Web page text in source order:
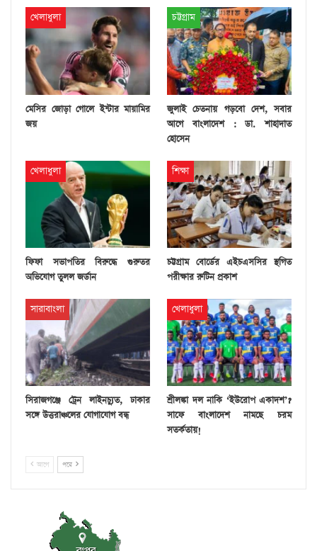
খেলাধুলা
মেসির জোড়া গোলে ইন্টার মায়ামির
জয়
চট্টগ্রাম
জুলাই চেতনায় গড়বো দেশ, সবার
আগে বাংলাদেশ : ডা. শাহাদাত
হোসেন
খেলাধুলা
ফিফা সভাপতির বিরুদ্ধে গুরুতর
অভিযোগ তুলল জর্ডান
শিক্ষা
চট্টগ্রাম বোর্ডের এইচএসসির স্থগিত
পরীক্ষার রুটিন প্রকাশ
সারাবাংলা
সিরাজগঞ্জে ট্রেন লাইনচ্যুত, ঢাকার
সঙ্গে উত্তরাঞ্চলের যোগাযোগ বন্ধ
খেলাধুলা
শ্রীলঙ্কা দল নাকি ‘ইউরোপ একাদশ’?
সাফে বাংলাদেশ নামছে চরম
সতর্কতায়!
আগে পরে